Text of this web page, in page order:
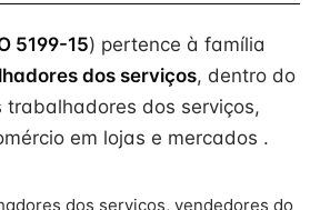
5199-15) pertence à família
dos serviços, dentro do
trabalhadores dos serviços,
em lojas e mercados .
dos serviços, vendedores do